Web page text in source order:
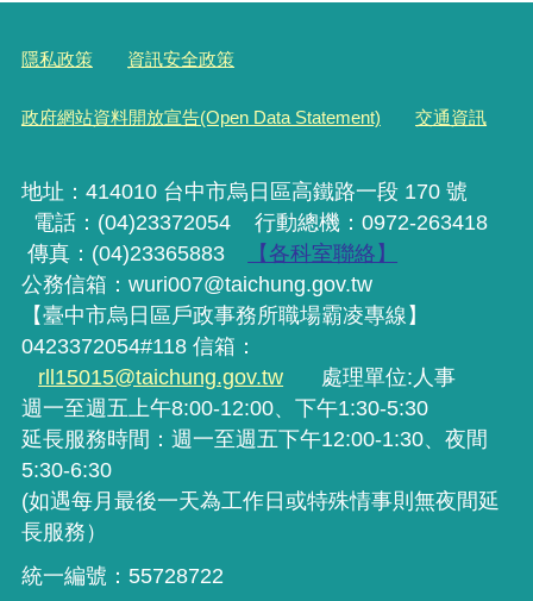
隱私政策 資訊安全政策
政府網站資料開放宣告(Open Data Statement) 交通資訊
地址：414010 台中市烏日區高鐵路一段 170 號
電話：(04)23372054 行動總機 ：0972-263418
傳真：(04)23365883
【各科室聯絡】
公務信箱：wuri007@taichung.gov.tw
【臺中市烏日區戶政事務所職場霸凌專線】
0423372054#118 信箱：
rll15015@taichung.gov.tw
處理單位:人事
週一至週五上午8:00-12:00、下午1:30-5:30
延長服務時間：週一至週五下午12:00-1:30、夜間
5:30-6:30
(如遇每月最後一天為工作日或特殊情事則無夜間延
長服務）
統一編號：55728722